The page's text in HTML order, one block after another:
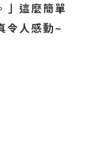
」這麼簡單
令人感動~